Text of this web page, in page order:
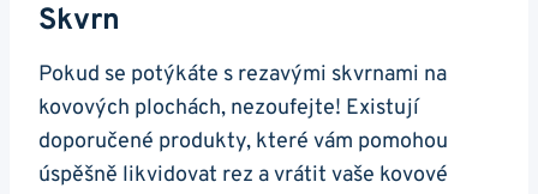
Skvrn
Pokud se potýkáte s rezavými skvrnami na
kovových plochách, nezoufejte! Existují
doporučené produkty, které vám pomohou
úspěšně likvidovat rez a vrátit vaše kovové